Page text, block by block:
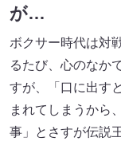
が…
ボクサー時代は対
るたび、心のなか
すが、「口に出す
まれてしまうから
事」とさすが伝説